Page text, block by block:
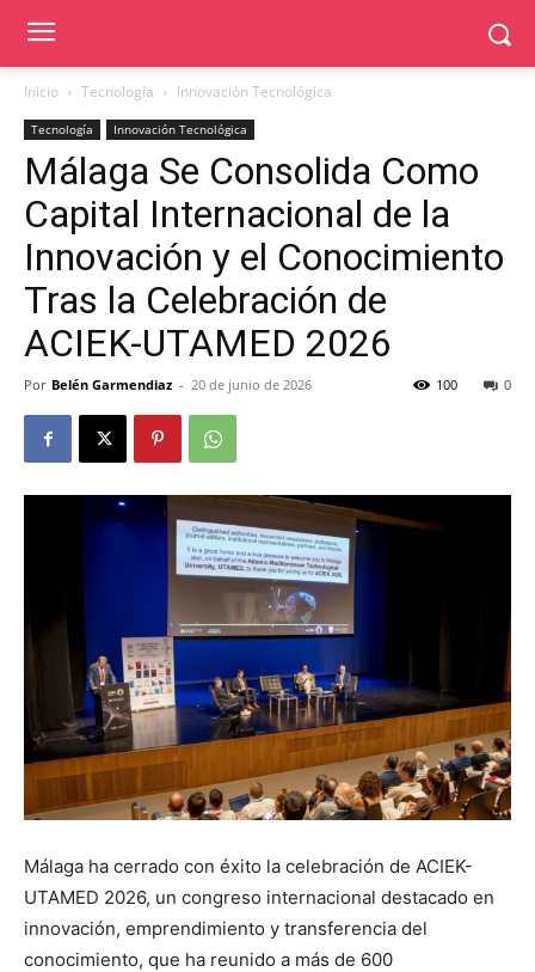
Inicio Tecnología Innovación Tecnológica
Tecnología Innovación Tecnológica
Málaga Se Consolida Como
Capital Internacional de la
Innovación y el Conocimiento
Tras la Celebración de
ACIEK-UTAMED 2026
Por Belén Garmendiaz - 20 de junio de 2026 0
100
Málaga ha cerrado con éxito la celebración de ACIEK-
UTAMED 2026, un congreso internacional destacado en
innovación, emprendimiento y transferencia del
conocimiento, que ha reunido a más de 600